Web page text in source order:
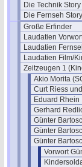
Die Technik Story
Die Fernseh Story
Große Erfinder
Laudatien
Laudatien
Laudatien Film/
Zeitzeugen 1
Akio Morita
Curt Riess
Eduard Rhein
Gerhard
Günter
Günter
Günter
Vorwort